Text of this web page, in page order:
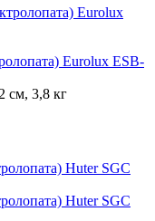
Eurolux ESB-
см, 3,8 кг